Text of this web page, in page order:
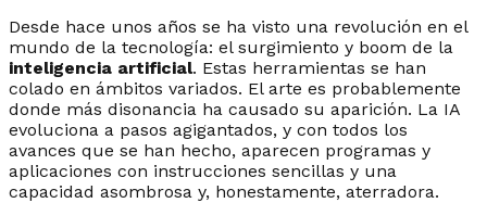
Desde hace unos años se ha visto una revolución en el
mundo de la tecnología: el surgimiento y boom de la
inteligencia artificial. Estas herramientas se han
colado en ámbitos variados. El arte es probablemente
donde más disonancia ha causado su aparición. La IA
evoluciona a pasos agigantados, y con todos los
avances que se han hecho, aparecen programas y
aplicaciones con instrucciones sencillas y una
capacidad asombrosa y, honestamente, aterradora.